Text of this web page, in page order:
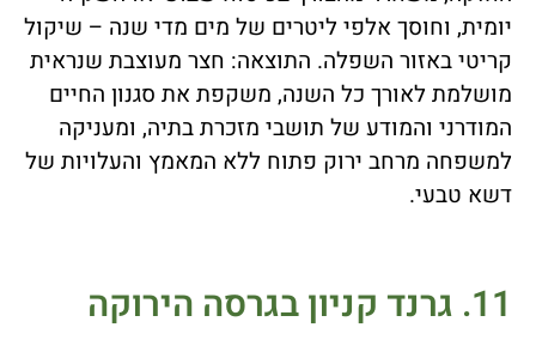
יומית, וחוסך אלפי ליטרים של מים מדי שנה – שיקול
קריטי באזור השפלה. התוצאה: חצר מעוצבת שנראית
מושלמת לאורך כל השנה, משקפת את סגנון החיים
המודרני והמודע של תושבי מזכרת בתיה, ומעניקה
למשפחה מרחב ירוק פתוח ללא המאמץ והעלויות של
דשא טבעי.
11. גרנד קניון בגרסה הירוקה